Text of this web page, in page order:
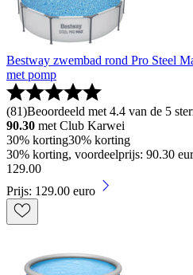
Bestway zwembad rond Pro Steel
met pomp
(81)Beoordeeld met 4.4 van de 5
90.30 met Club Karwei
30% korting30% korting
30% korting, voordeelprijs: 90.30
129.00
Prijs: 129.00 euro